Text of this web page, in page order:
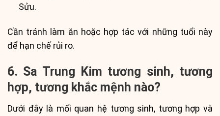
Sửu.
Cần tránh làm ăn hoặc hợp tác với những tuổi này
để hạn chế rủi ro.
6. Sa Trung Kim tương sinh, tương
hợp, tương khắc mệnh nào?
Dưới đây là mối quan hệ tương sinh, tương hợp và